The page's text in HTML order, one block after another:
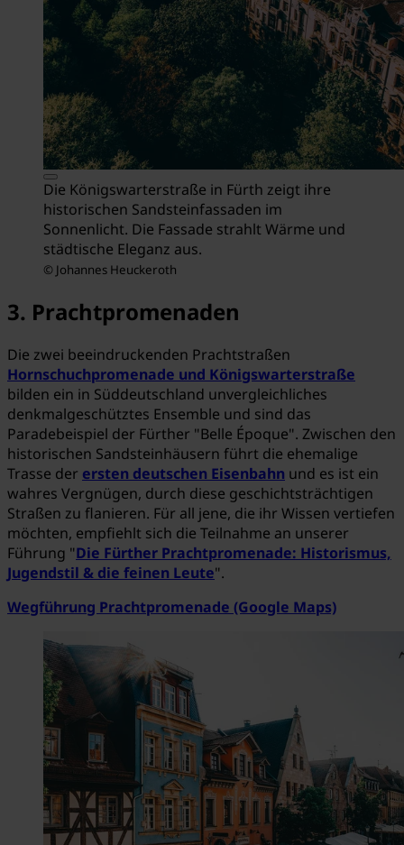
Die Königswarterstraße in Fürth zeigt ihre
historischen Sandsteinfassaden im
Sonnenlicht. Die Fassade strahlt Wärme und
städtische Eleganz aus.
© Johannes Heuckeroth
3. Prachtpromenaden
Die zwei beeindruckenden Prachtstraßen
Hornschuchpromenade und Königswarterstraße
bilden ein in Süddeutschland unvergleichliches
denkmalgeschütztes Ensemble und sind das
Paradebeispiel der Fürther "Belle Époque". Zwischen den
historischen Sandsteinhäusern führt die ehemalige
Trasse der ersten deutschen Eisenbahn und es ist ein
wahres Vergnügen, durch diese geschichtsträchtigen
Straßen zu flanieren. Für all jene, die ihr Wissen vertiefen
möchten, empfiehlt sich die Teilnahme an unserer
Führung "Die Fürther Prachtpromenade: Historismus,
Jugendstil & die feinen Leute".
Wegführung Prachtpromenade (Google Maps)